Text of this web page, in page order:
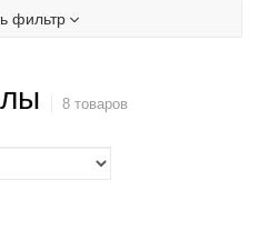
фильтр
8 товаров